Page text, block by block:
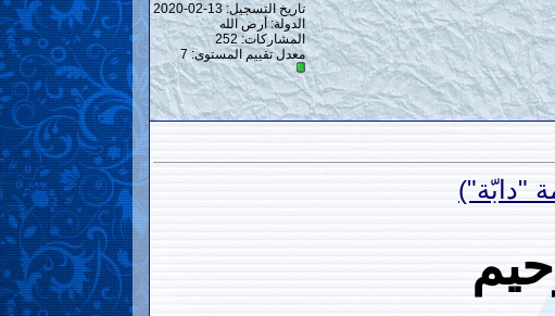
تاريخ التسجيل: 13-02-2020
الدولة: أرض الله
المشاركات: 252
معدل تقييم المستوى: 7
"دابّة")